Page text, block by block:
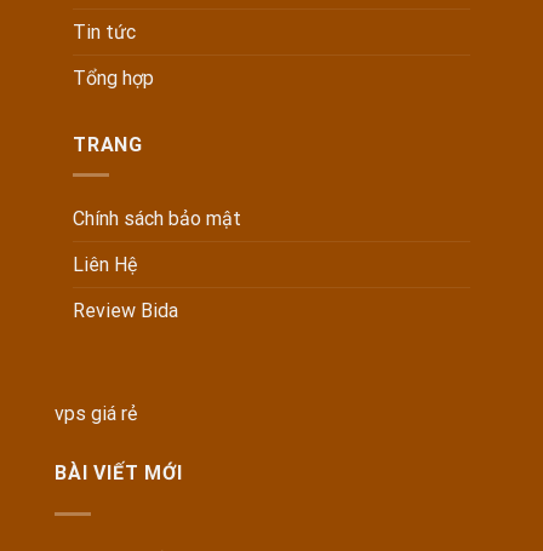
Tin tức
Tổng hợp
TRANG
Chính sách bảo mật
Liên Hệ
Review Bida
vps giá rẻ
BÀI VIẾT MỚI